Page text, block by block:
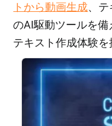
トから動画生成、
のAI駆動ツールを
テキスト作成体験を